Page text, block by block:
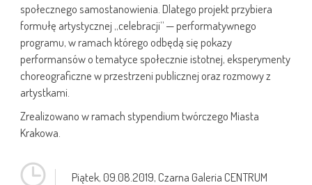
społecznego samostanowienia. Dlatego projekt przybiera
formułę artystycznej „celebracji” — performatywnego
programu, w ramach którego odbędą się pokazy
performansów o tematyce społecznie istotnej, eksperymenty
choreograficzne w przestrzeni publicznej oraz rozmowy z
artystkami.
Zrealizowano w ramach stypendium twórczego Miasta
Krakowa.
Piątek,09.08.2019, Czarna Galeria CENTRUM